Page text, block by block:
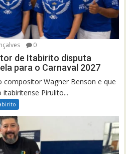
0
de Itabirito disputa
para o Carnaval 2027
compositor Wagner Benson e que
Pirulito...